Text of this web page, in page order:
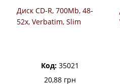
Диск CD-R, 700Mb, 48-
52х, Verbatim, Slim
Код: 35021
20,88 грн